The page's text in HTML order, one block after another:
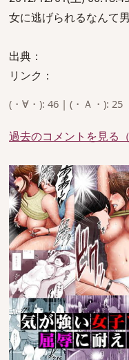
女に逃げられるなんて
出典：
リンク：
(・∀・): 46 | (・Ａ・): 25
過去のコメントを見る（